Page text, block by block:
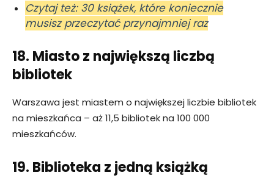
Czytaj też: 30 książek, które koniecznie
musisz przeczytać przynajmniej raz
18. Miasto z największą liczbą
bibliotek
Warszawa jest miastem o największej liczbie bibliotek
na mieszkańca – aż 11,5 bibliotek na 100 000
mieszkańców.
19. Biblioteka z jedną książką